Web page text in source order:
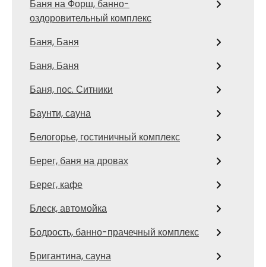
Баня на Форш, банно-
оздоровительный комплекс
Баня, Баня
Баня, Баня
Баня, пос. Ситники
Баунти, сауна
Белогорье, гостиничный комплекс
Берег, баня на дровах
Берег, кафе
Блеск, автомойка
Бодрость, банно-прачечный комплекс
Бригантина, сауна